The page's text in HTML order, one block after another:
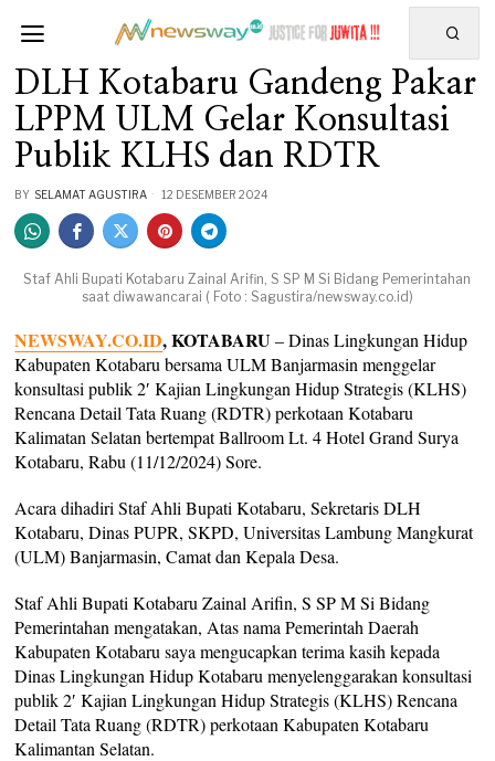
DLH Kotabaru Gandeng Pakar
LPPM ULM Gelar Konsultasi
Publik KLHS dan RDTR
BY SELAMAT AGUSTIRA 12 DESEMBER 2024
Staf Ahli Bupati Kotabaru Zainal Arifin, S SP M Si Bidang Pemerintahan
saat diwawancarai ( Foto : Sagustira/newsway.co.id)
NEWSWAY.CO.ID, KOTABARU– Dinas Lingkungan Hidup
Kabupaten Kotabaru bersama ULM Banjarmasin menggelar
konsultasi publik 2′ Kajian Lingkungan Hidup Strategis (KLHS)
Rencana Detail Tata Ruang (RDTR) perkotaan Kotabaru
Kalimatan Selatan bertempat Ballroom Lt. 4 Hotel Grand Surya
Kotabaru, Rabu (11/12/2024) Sore.
Acara dihadiri Staf Ahli Bupati Kotabaru, Sekretaris DLH
Kotabaru, Dinas PUPR, SKPD, Universitas Lambung Mangkurat
(ULM) Banjarmasin, Camat dan Kepala Desa.
Staf Ahli Bupati Kotabaru Zainal Arifin, S SP M Si Bidang
Pemerintahan mengatakan, Atas nama Pemerintah Daerah
Kabupaten Kotabaru saya mengucapkan terima kasih kepada
Dinas Lingkungan Hidup Kotabaru menyelenggarakan konsultasi
publik 2′ Kajian Lingkungan Hidup Strategis (KLHS) Rencana
Detail Tata Ruang (RDTR) perkotaan Kabupaten Kotabaru
Kalimantan Selatan.